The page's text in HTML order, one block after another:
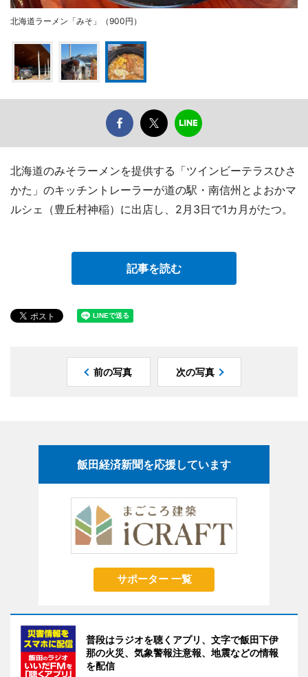
北海道ラーメン「みそ」（900円）
北海道のみそラーメンを提供する「ツインビーテラスひさ
かた」のキッチントレーラーが道の駅・南信州とよおかマ
ルシェ（豊丘村神稲）に出店し、2月3日で1カ月がたつ。
記事を読む
前の写真 次の写真
飯田経済新聞を応援しています
サポーター 一覧
普段はラジオを聴くアプリ、文字で飯田下伊
那の火災、気象警報注意報、地震などの情報
を配信